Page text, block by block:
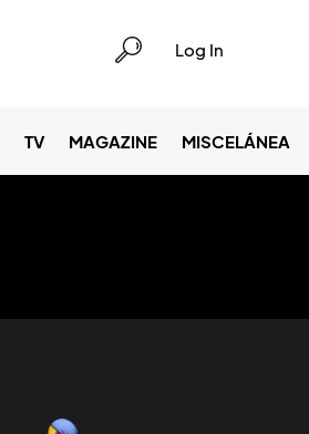
Log In
TV MAGAZINE MISCELÁNEA